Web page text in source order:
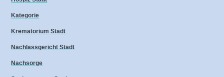
Kategorie
Krematorium Stadt
Nachlassgericht Stadt
Nachsorge